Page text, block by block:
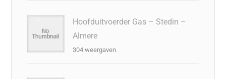
Hoofduitvoerder Gas – Stedin –
Almere
304 weergaven